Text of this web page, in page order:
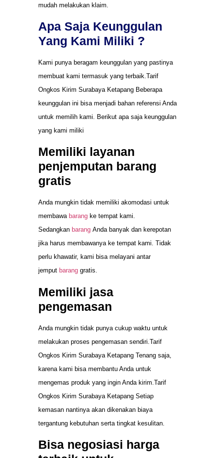
mudah melakukan klaim.
Apa Saja Keunggulan
Yang Kami Miliki ?
Kami punya beragam keunggulan yang pastinya
membuat kami termasuk yang terbaik.Tarif
Ongkos Kirim Surabaya Ketapang Beberapa
keunggulan ini bisa menjadi bahan referensi Anda
untuk memilih kami. Berikut apa saja keunggulan
yang kami miliki
Memiliki layanan
penjemputan barang
gratis
Anda mungkin tidak memiliki akomodasi untuk
membawa barang ke tempat kami.
Sedangkan barang Anda banyak dan kerepotan
jika harus membawanya ke tempat kami. Tidak
perlu khawatir, kami bisa melayani antar
jemput barang gratis.
Memiliki jasa
pengemasan
Anda mungkin tidak punya cukup waktu untuk
melakukan proses pengemasan sendiri.Tarif
Ongkos Kirim Surabaya Ketapang Tenang saja,
karena kami bisa membantu Anda untuk
mengemas produk yang ingin Anda kirim.Tarif
Ongkos Kirim Surabaya Ketapang Setiap
kemasan nantinya akan dikenakan biaya
tergantung kebutuhan serta tingkat kesulitan.
Bisa negosiasi harga